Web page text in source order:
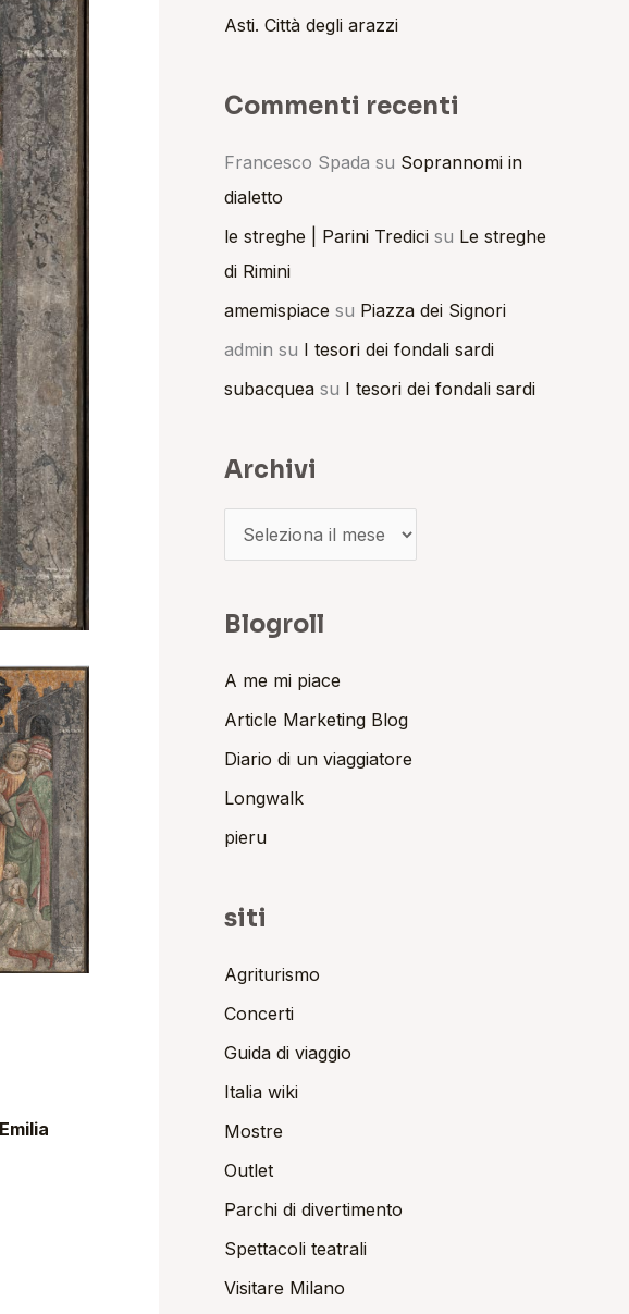
Asti. Città degli arazzi
Commenti recenti
Francesco Spada su Soprannomi in
dialetto
le streghe | Parini Tredici su Le streghe
di Rimini
amemispiace su Piazza dei Signori
admin su I tesori dei fondali sardi
subacquea su I tesori dei fondali sardi
Archivi
Blogroll
A me mi piace
Article Marketing Blog
Diario di un viaggiatore
Longwalk
pieru
siti
Agriturismo
Concerti
Guida di viaggio
Italia wiki
Mostre
Outlet
Parchi di divertimento
Spettacoli teatrali
Visitare Milano